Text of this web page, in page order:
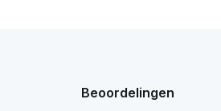
Beoordelingen